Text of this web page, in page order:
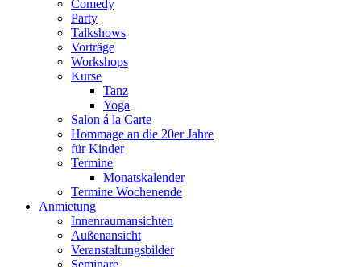
Comedy
Party
Talkshows
Vorträge
Workshops
Kurse
Tanz
Yoga
Salon á la Carte
Hommage an die 20er Jahre
für Kinder
Termine
Monatskalender
Termine Wochenende
Anmietung
Innenraumansichten
Außenansicht
Veranstaltungsbilder
Seminare